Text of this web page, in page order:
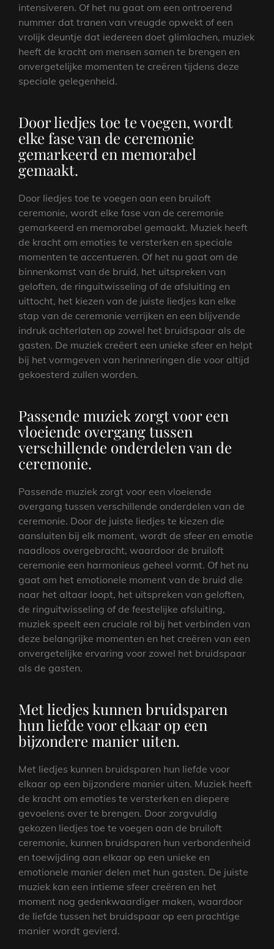
intensiveren. Of het nu gaat om een ontroerend
nummer dat tranen van vreugde opwekt of een
vrolijk deuntje dat iedereen doet glimlachen, muziek
heeft de kracht om mensen samen te brengen en
onvergetelijke momenten te creëren tijdens deze
speciale gelegenheid.
Door liedjes toe te voegen, wordt
elke fase van de ceremonie
gemarkeerd en memorabel
gemaakt.
Door liedjes toe te voegen aan een bruiloft
ceremonie, wordt elke fase van de ceremonie
gemarkeerd en memorabel gemaakt. Muziek heeft
de kracht om emoties te versterken en speciale
momenten te accentueren. Of het nu gaat om de
binnenkomst van de bruid, het uitspreken van
geloften, de ringuitwisseling of de afsluiting en
uittocht, het kiezen van de juiste liedjes kan elke
stap van de ceremonie verrijken en een blijvende
indruk achterlaten op zowel het bruidspaar als de
gasten. De muziek creëert een unieke sfeer en helpt
bij het vormgeven van herinneringen die voor altijd
gekoesterd zullen worden.
Passende muziek zorgt voor een
vloeiende overgang tussen
verschillende onderdelen van de
ceremonie.
Passende muziek zorgt voor een vloeiende
overgang tussen verschillende onderdelen van de
ceremonie. Door de juiste liedjes te kiezen die
aansluiten bij elk moment, wordt de sfeer en emotie
naadloos overgebracht, waardoor de bruiloft
ceremonie een harmonieus geheel vormt. Of het nu
gaat om het emotionele moment van de bruid die
naar het altaar loopt, het uitspreken van geloften,
de ringuitwisseling of de feestelijke afsluiting,
muziek speelt een cruciale rol bij het verbinden van
deze belangrijke momenten en het creëren van een
onvergetelijke ervaring voor zowel het bruidspaar
als de gasten.
Met liedjes kunnen bruidsparen
hun liefde voor elkaar op een
bijzondere manier uiten.
Met liedjes kunnen bruidsparen hun liefde voor
elkaar op een bijzondere manier uiten. Muziek heeft
de kracht om emoties te versterken en diepere
gevoelens over te brengen. Door zorgvuldig
gekozen liedjes toe te voegen aan de bruiloft
ceremonie, kunnen bruidsparen hun verbondenheid
en toewijding aan elkaar op een unieke en
emotionele manier delen met hun gasten. De juiste
muziek kan een intieme sfeer creëren en het
moment nog gedenkwaardiger maken, waardoor
de liefde tussen het bruidspaar op een prachtige
manier wordt gevierd.